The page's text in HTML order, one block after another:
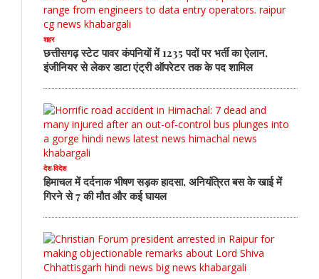
शहर
छत्तीसगढ़ स्टेट पावर कंपनियों में 1235 पदों पर भर्ती का ऐलान,
इंजीनियर से लेकर डाटा एंट्री ऑपरेटर तक के पद शामिल
देश-विदेश
हिमाचल में दर्दनाक भीषण सड़क हादसा, अनियंत्रित बस के खाई में
गिरने से 7 की मौत और कई घायल